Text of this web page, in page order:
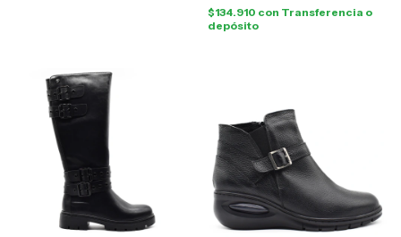
$134.910 con Transferencia o
depósito